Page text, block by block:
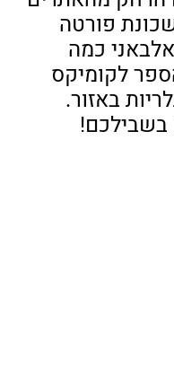
פורטה
כמה
לקומיקס
באזור.
בשבילכם!